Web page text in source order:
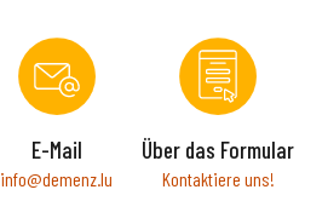
E-Mail
info@demenz.lu
Über das Formular
Kontaktiere uns!